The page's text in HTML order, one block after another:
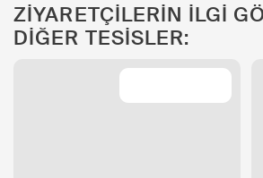
ZİYARETÇİLERİN İLGİ
DİĞER TESİSLER: